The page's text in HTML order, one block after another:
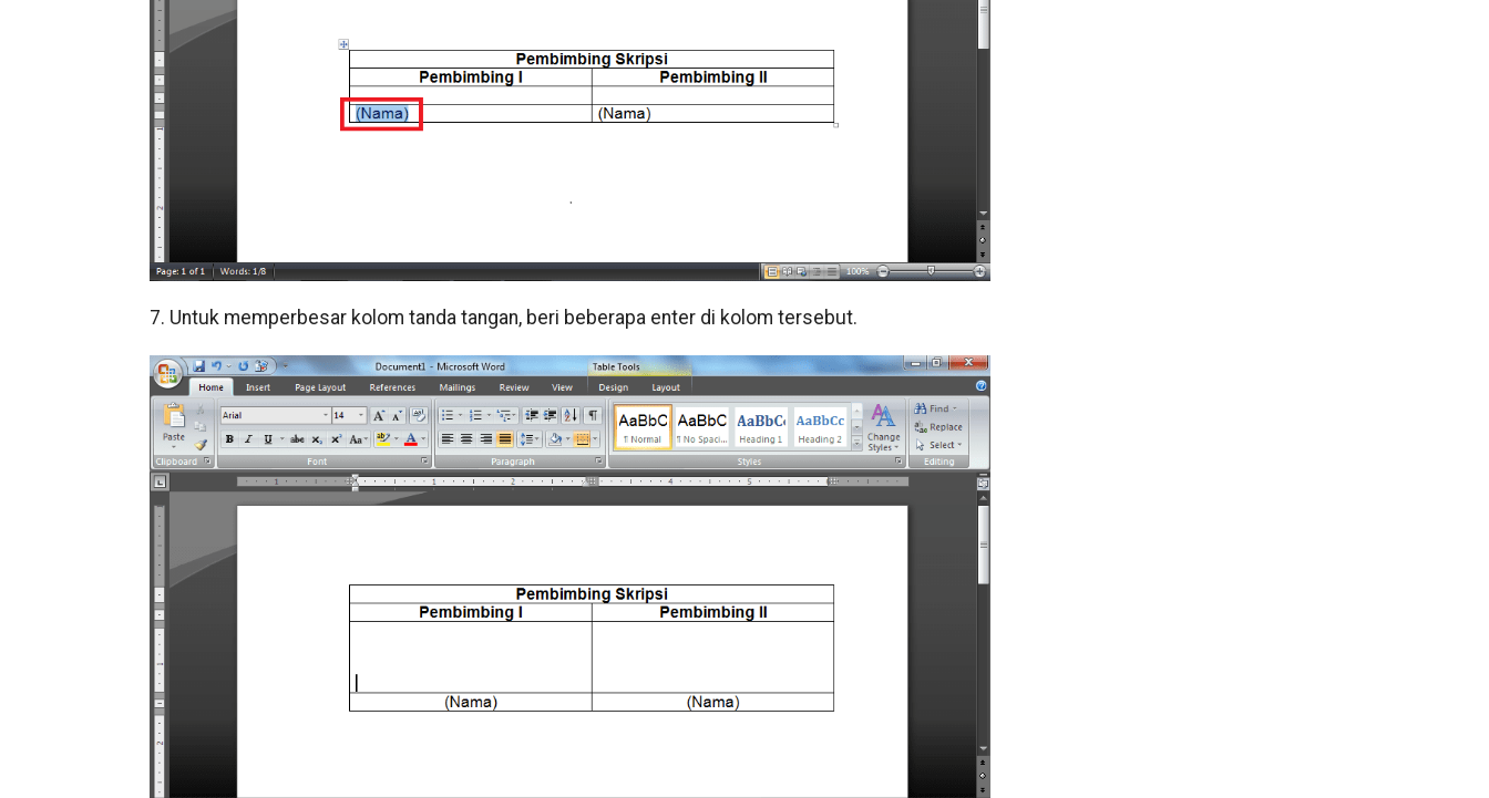
7. Untuk memperbesar kolom tanda tangan, beri beberapa enter di kolom tersebut.